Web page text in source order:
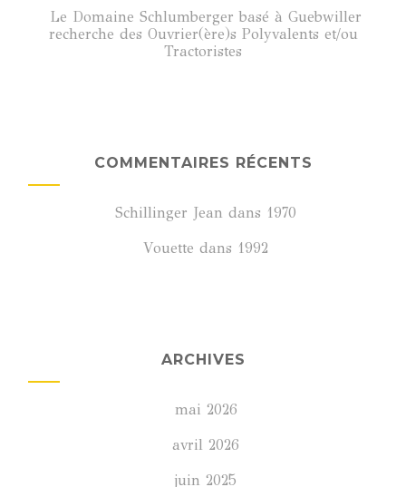
Le Domaine Schlumberger basé à Guebwiller
recherche des Ouvrier(ère)s Polyvalents et/ou
Tractoristes
COMMENTAIRES RÉCENTS
Schillinger Jean dans 1970
Vouette dans 1992
ARCHIVES
mai 2026
avril 2026
juin 2025